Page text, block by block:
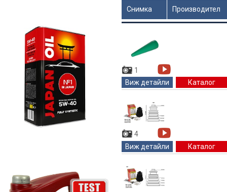
Снимка Производител
1
Виж детайли
Каталог
4
Виж детайли
Каталог